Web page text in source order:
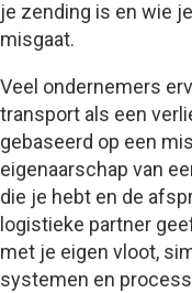
je zending is en wie
misgaat.
Veel ondernemers
transport als een
gebaseerd op een
eigenaarschap van
die je hebt en de
logistieke partner
met je eigen vloot,
systemen en